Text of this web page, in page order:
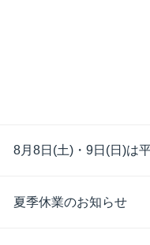
8月8日(土)・9日(日)は
夏季休業のお知らせ